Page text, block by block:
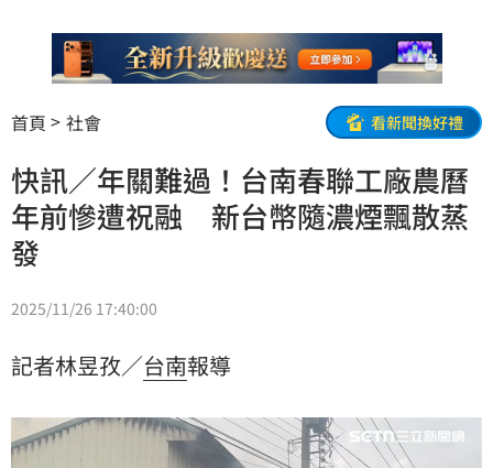
首頁 社會 看新聞換好禮
快訊／年關難過！台南春聯工廠農曆
年前慘遭祝融 新台幣隨濃煙飄散蒸
發
2025/11/26 17:40:00
記者林昱孜／台南報導